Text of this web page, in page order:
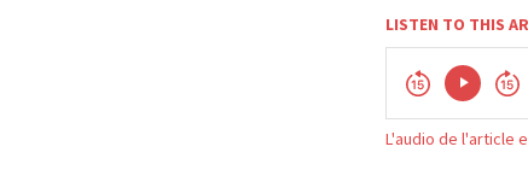
LISTEN TO THIS
L'audio de l'article